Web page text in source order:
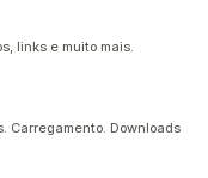
links e muito mais.
Carregamento. Downloads